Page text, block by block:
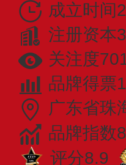
成立时间
注册资本
关注度
品牌得票
广东省珠
品牌指数
评分8.9